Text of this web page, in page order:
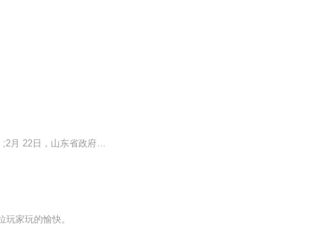
今年2月4日，中共中央国务院发布1号文件《中共中央国务院关于实施乡村振兴战略的意见》;2月 22日，山东省政府召开“山东省全面展开新旧动能转换重大工程动员大会”，提出农村产业经济的新旧动能转换是全省工作的重要组成部分。 对于自主汽车品牌而言，随着城市市场的逐渐饱和，如何在农村经济起飞的当下，有效的开发农村市场需求，寻找新的行业增势迫在眉睫。 在新的政策环境下，如何抓住农村产业变革的实际，抢先渗透县域市场，实施汽车下乡等一系列营销下沉动作尤为关键。此次“山东新动能·美丽新乡村”--中国汽车自主品牌助力齐鲁崛起之旅的大型巡回活动将会走进德州、日照、潍坊、济宁、临沂五站。特邀东风风行加入自主品牌巡回阵营，一同深耕农村市场。
家玩的愉快。